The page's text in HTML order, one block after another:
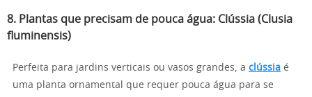
8. Plantas que precisam de pouca água: Clússia (Clusia
fluminensis)
Perfeita para jardins verticais ou vasos grandes, a clússia é
uma planta ornamental que requer pouca água para se